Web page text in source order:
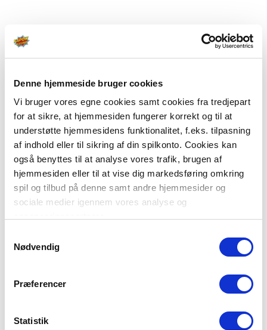
Denne hjemmeside bruger cookies
Vi bruger vores egne cookies samt cookies fra tredjepart
for at sikre, at hjemmesiden fungerer korrekt og til at
understøtte hjemmesidens funktionalitet, f.eks. tilpasning
af indhold eller til sikring af din spilkonto. Cookies kan
også benyttes til at analyse vores trafik, brugen af
hjemmesiden eller til at vise dig markedsføring omkring
spil og tilbud på denne samt andre hjemmesider og
sociale medier igennem vores analyse og
Du kan læse mere om vores brug af cookies under
"Detaljer" eller ved at klikke videre til vores Cookiepolitik,
Nødvendig
Præferencer
Statistik